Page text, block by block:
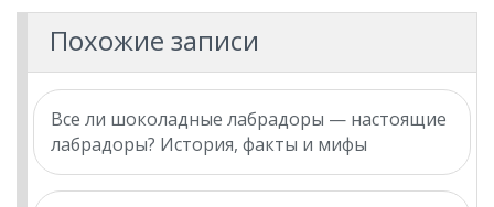
Похожие записи
Все ли шоколадные лабрадоры — настоящие
лабрадоры? История, факты и мифы